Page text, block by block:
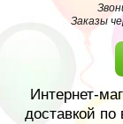
Заказы
Интернет-
доставкой